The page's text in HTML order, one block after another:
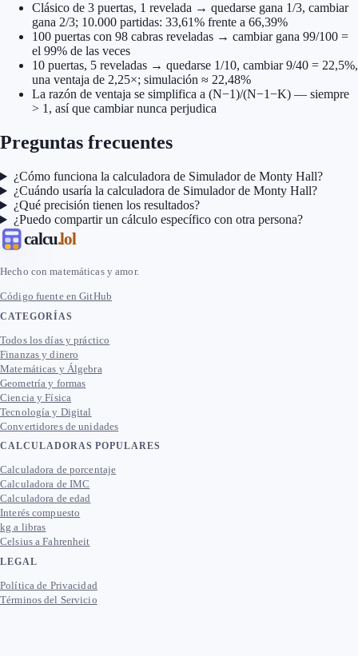
Clásico de 3 puertas, 1 revelada → quedarse gana 1/3, cambiar
gana 2/3; 10.000 partidas: 33,61% frente a 66,39%
100 puertas con 98 cabras reveladas → cambiar gana 99/100 =
el 99% de las veces
10 puertas, 5 reveladas → quedarse 1/10, cambiar 9/40 = 22,5%,
una ventaja de 2,25×; simulación ≈ 22,48%
La razón de ventaja se simplifica a (N−1)/(N−1−K) — siempre
> 1, así que cambiar nunca perjudica
Preguntas frecuentes
¿Cómo funciona la calculadora de Simulador de Monty Hall?
¿Cuándo usaría la calculadora de Simulador de Monty Hall?
¿Qué precisión tienen los resultados?
¿Puedo compartir un cálculo específico con otra persona?
calcu.lol
Hecho con matemáticas y amor.
Código fuente en GitHub
CATEGORÍAS
Todos los días y práctico
Finanzas y dinero
Matemáticas y Álgebra
Geometría y formas
Ciencia y Física
Tecnología y Digital
Convertidores de unidades
CALCULADORAS POPULARES
Calculadora de porcentaje
Calculadora de IMC
Calculadora de edad
Interés compuesto
kg a libras
Celsius a Fahrenheit
LEGAL
Política de Privacidad
Términos del Servicio